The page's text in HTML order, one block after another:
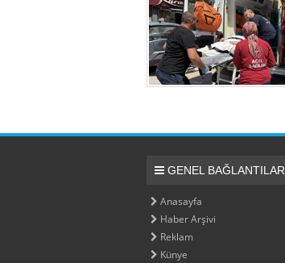
GENEL BAĞLANTILAR
Anasayfa
Haber Arşivi
Reklam
Künye